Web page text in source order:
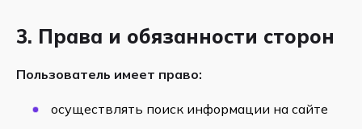
3. Права и обязанности сторон
Пользователь имеет право:
осуществлять поиск информации на сайте